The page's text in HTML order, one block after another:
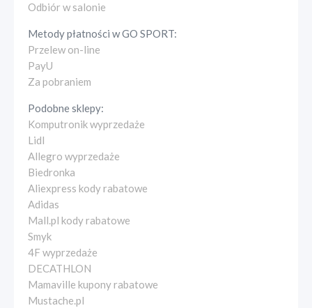
Odbiór w salonie
Metody płatności wGO SPORT:
Przelew on-line
PayU
Za pobraniem
Podobne sklepy:
Komputronik wyprzedaże
Lidl
Allegro wyprzedaże
Biedronka
Aliexpress kody rabatowe
Adidas
Mall.pl kody rabatowe
Smyk
4F wyprzedaże
DECATHLON
Mamaville kupony rabatowe
Mustache.pl